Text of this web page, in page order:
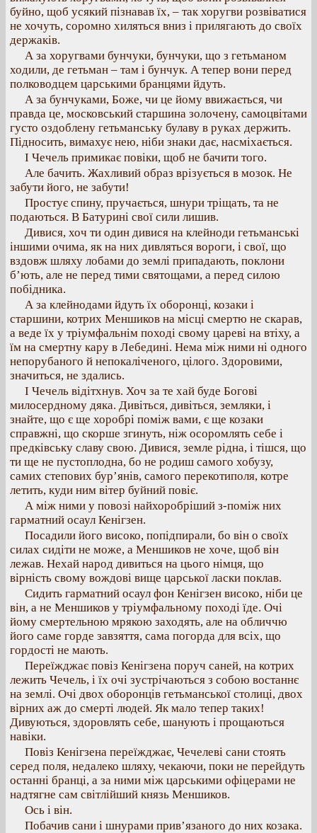
буйно, щоб усякий пізнавав їх, – так хоругви розвіватися
не хочуть, соромно хиляться вниз і прилягають до своїх
держаків.
А за хоругвами бунчуки, бунчуки, що з гетьманом
ходили, де гетьман – там і бунчук. А тепер вони перед
полководцем царськими бранцями йдуть.
А за бунчуками, Боже, чи це йому ввижається, чи
правда це, московський старшина золочену, самоцвітами
густо оздоблену гетьманську булаву в руках держить.
Підносить, вимахує нею, ніби знаки дає, насміхається.
І Чечель примикає повіки, щоб не бачити того.
Але бачить. Жахливий образ врізується в мозок. Не
забути його, не забути!
Простує спину, пручається, шнури тріщать, та не
подаються. В Батурині свої сили лишив.
Дивися, хоч ти один дивися на клейноди гетьманські
іншими очима, як на них дивляться вороги, і свої, що
вздовж шляху лобами до землі припадають, поклони
б’ють, але не перед тими святощами, а перед силою
побідника.
А за клейнодами йдуть їх оборонці, козаки і
старшини, котрих Меншиков на місці смертю не скарав,
а веде їх у тріумфальнім поході свому цареві на втіху, а
їм на смертну кару в Лебедині. Нема між ними ні одного
непорубаного й непокаліченого, цілого. Здоровими,
значиться, не здались.
І Чечель відітхнув. Хоч за те хай буде Богові
милосердному дяка. Дивіться, дивіться, земляки, і
знайте, що є ще хоробрі поміж вами, є ще козаки
справжні, що скорше згинуть, ніж осоромлять себе і
предківську славу свою. Дивися, земле рідна, і тішся, що
ти ще не пустоплодна, бо не родиш самого хобузу,
самих степових бур’янів, самого перекотиполя, котре
летить, куди ним вітер буйний повіє.
А між ними у повозі найхоробріший з-поміж них
гарматний осаул Кенігзен.
Посадили його високо, попідпирали, бо він о своїх
силах сидіти не може, а Меншиков не хоче, щоб він
лежав. Нехай народ дивиться на цього німця, що
вірність свому вождові вище царської ласки поклав.
Сидить гарматний осаул фон Кенігзен високо, ніби це
він, а не Меншиков у тріумфальному поході їде. Очі
йому смертельною мрякою заходять, але на обличчю
його саме горде завзяття, сама погорда для всіх, що
гордості не мають.
Переїжджає повіз Кенігзена поруч саней, на котрих
лежить Чечель, і їх очі зустрічаються з собою востаннє
на землі. Очі двох оборонців гетьманської столиці, двох
вірних аж до смерті людей. Як мало тепер таких!
Дивуються, здоровлять себе, шанують і прощаються
навіки.
Повіз Кенігзена переїжджає, Чечелеві сани стоять
серед поля, недалеко шляху, чекаючи, поки не перейдуть
останні бранці, а за ними між царськими офіцерами не
надтягне сам світлійший князь Меншиков.
Ось і він.
Побачив сани і шнурами прив’язаного до них козака.